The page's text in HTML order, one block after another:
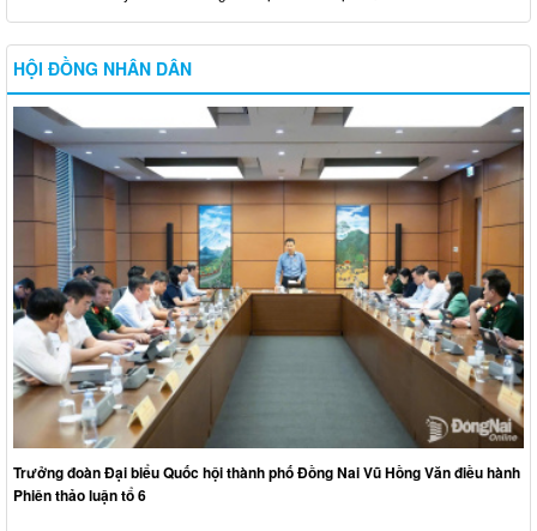
HỘI ĐỒNG NHÂN DÂN
Trưởng đoàn Đại biểu Quốc hội thành phố Đồng Nai Vũ Hồng Văn điều hành
Phiên thảo luận tổ 6